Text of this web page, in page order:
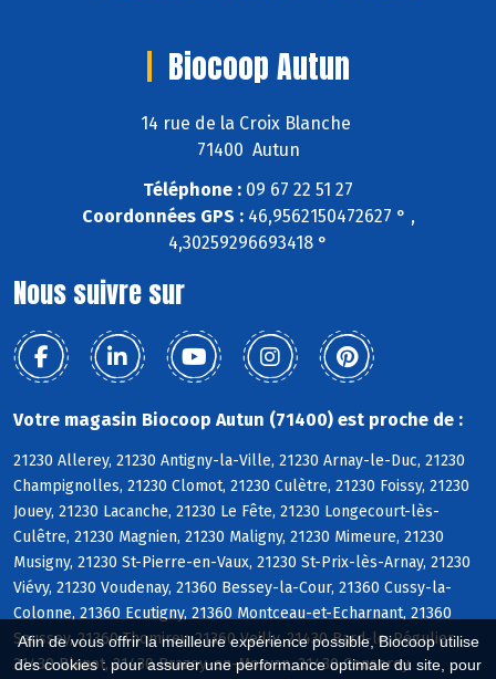
Afin de vous offrir la meilleure expérience possible, Biocoop utilise
des cookies : pour assurer une performance optimale du site, pour
Biocoop Autun
14 rue de la Croix Blanche
71400 Autun
Téléphone : 09 67 22 51 27
Coordonnées GPS :46,9562150472627 ° ,
4,30259296693418 °
Nous suivre sur
Votre magasin Biocoop Autun (71400) est proche de :
21230 Allerey, 21230 Antigny-la-Ville, 21230 Arnay-le-Duc, 21230
Champignolles, 21230 Clomot, 21230 Culètre, 21230 Foissy, 21230
Jouey, 21230 Lacanche, 21230 Le Fête, 21230 Longecourt-lès-
Culêtre, 21230 Magnien, 21230 Maligny, 21230 Mimeure, 21230
Musigny, 21230 St-Pierre-en-Vaux, 21230 St-Prix-lès-Arnay, 21230
Viévy, 21230 Voudenay, 21360 Bessey-la-Cour, 21360 Cussy-la-
Colonne, 21360 Ecutigny, 21360 Montceau-et-Echarnant, 21360
Saussey, 21360 Thomirey, 21360 Veilly, 21430 Bard-le-Régulier,
21430 Blanot, 21430 Brazey-en-Morvan, 21430 Censerey